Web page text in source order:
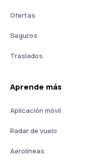
Ofertas
Seguros
Traslados
Aprende más
Aplicación móvil
Radar de vuelo
Aerolíneas